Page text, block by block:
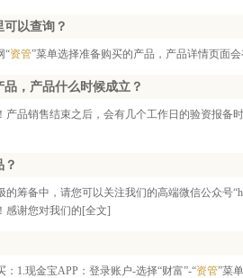
以查询？
“资管”菜单选择准备购买的产品，产品详情页面
品，产品什么时候成立？
产品销售结束之后，会有几个工作日的验资报备
？
的筹备中，请您可以关注我们的高端微信公众号
感谢您对我们的 [全文]
1.现金宝APP：登录账户-选择“财富”-“资管”菜